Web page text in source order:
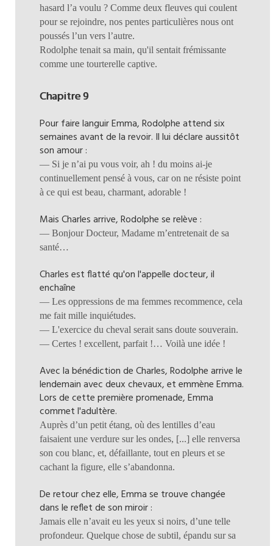
hasard l’a voulu ? Comme deux fleuves qui coulent
pour se rejoindre, nos pentes particulières nous ont
poussés l’un vers l’autre.
Rodolphe tenait sa main, qu'il sentait frémissante
comme une tourterelle captive.
Chapitre 9
Pour faire languir Emma, Rodolphe attend six
semaines avant de la revoir. Il lui déclare aussitôt
son amour :
— Si je n’ai pu vous voir, ah ! du moins ai-je
continuellement pensé à vous, car on ne résiste point
à ce qui est beau, charmant, adorable !
Mais Charles arrive, Rodolphe se relève :
— Bonjour Docteur, Madame m’entretenait de sa
santé…
Charles est flatté qu'on l'appelle docteur, il
enchaîne
— Les oppressions de ma femmes recommence, cela
me fait mille inquiétudes.
— L'exercice du cheval serait sans doute souverain.
— Certes ! excellent, parfait !… Voilà une idée !
Avec la bénédiction de Charles, Rodolphe arrive le
lendemain avec deux chevaux, et emmène Emma.
Lors de cette première promenade, Emma
commet l'adultère.
Auprès d’un petit étang, où des lentilles d’eau
faisaient une verdure sur les ondes, [...] elle renversa
son cou blanc, et, défaillante, tout en pleurs et se
cachant la figure, elle s’abandonna.
De retour chez elle, Emma se trouve changée
dans le reflet de son miroir :
Jamais elle n’avait eu les yeux si noirs, d’une telle
profondeur. Quelque chose de subtil, épandu sur sa